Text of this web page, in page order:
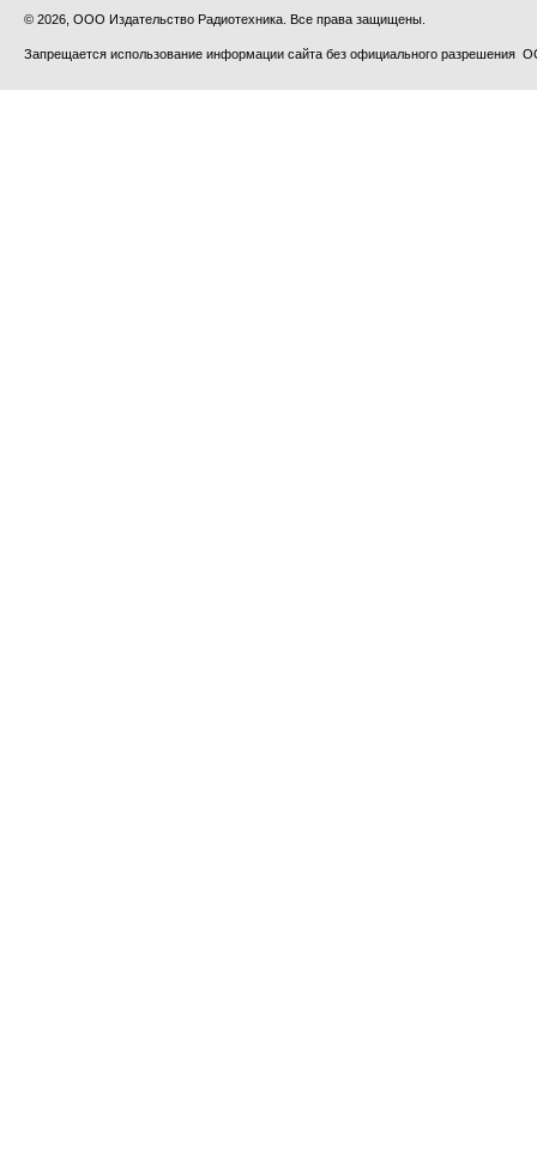
© 2026, ООО Издательство Радиотехника. Все права защищены.
Запрещается использование информации сайта без официального разрешения